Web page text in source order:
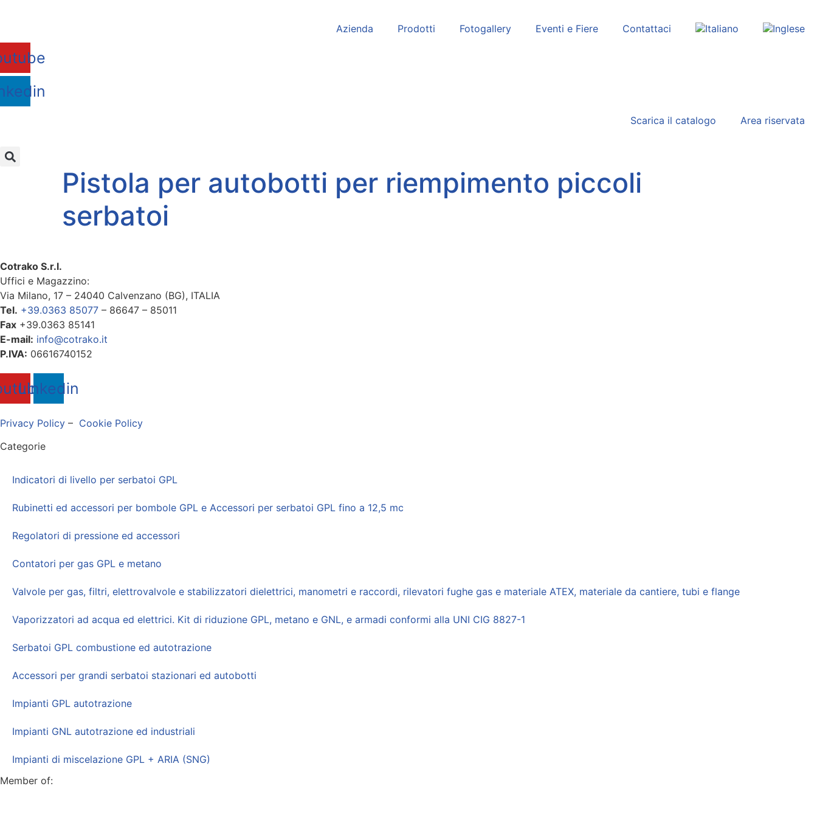
Azienda Prodotti Fotogallery Eventi e Fiere Contattaci
Scarica il catalogo Area riservata
Pistola per autobotti per riempimento piccoli
serbatoi
Cotrako S.r.l.
Uffici e Magazzino:
Via Milano, 17 – 24040 Calvenzano (BG), ITALIA
Tel. +39.0363 85077 – 86647 – 85011
Fax +39.0363 85141
E-mail: info@cotrako.it
P.IVA: 06616740152
Linkedin
Privacy Policy – Cookie Policy
Categorie
Indicatori di livello per serbatoi GPL
Rubinetti ed accessori per bombole GPL e Accessori per serbatoi GPL fino a 12,5 mc
Regolatori di pressione ed accessori
Contatori per gas GPL e metano
Valvole per gas, filtri, elettrovalvole e stabilizzatori dielettrici, manometri e raccordi, rilevatori fughe gas e materiale ATEX, materiale da cantiere, tubi e flange
Vaporizzatori ad acqua ed elettrici. Kit di riduzione GPL, metano e GNL, e armadi conformi alla UNI CIG 8827-1
Serbatoi GPL combustione ed autotrazione
Accessori per grandi serbatoi stazionari ed autobotti
Impianti GPL autotrazione
Impianti GNL autotrazione ed industriali
Impianti di miscelazione GPL + ARIA (SNG)
Member of: